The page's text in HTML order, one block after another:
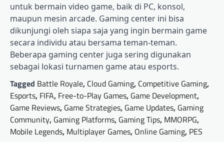
untuk bermain video game, baik di PC, konsol,
maupun mesin arcade. Gaming center ini bisa
dikunjungi oleh siapa saja yang ingin bermain game
secara individu atau bersama teman-teman.
Beberapa gaming center juga sering digunakan
sebagai lokasi turnamen game atau esports.
Tagged Battle Royale, Cloud Gaming, Competitive Gaming,
Esports, FIFA, Free-to-Play Games, Game Development,
Game Reviews, Game Strategies, Game Updates, Gaming
Community, Gaming Platforms, Gaming Tips, MMORPG,
Mobile Legends, Multiplayer Games, Online Gaming, PES